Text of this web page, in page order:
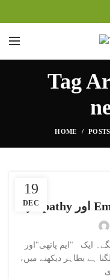
Tag
HOME
19
DEC
ایک "ایم پاتھی"اور
ہے بظاہر دیکھنے میں،